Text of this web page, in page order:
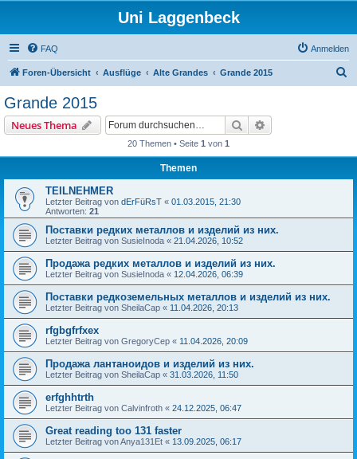
Uni Laggenbeck
FAQ Anmelden
Foren-Übersicht Ausflüge Alte Grandes Grande 2015
Grande 2015
Neues Thema Suche
20 Themen • Seite 1 von 1
Themen
TEILNEHMER
Letzter Beitrag von dErFüRsT « 01.03.2015, 21:30
Antworten: 21
Поставки редких металлов и изделий из них.
Letzter Beitrag von SusieInoda « 21.04.2026, 10:52
Продажа редких металлов и изделий из них.
Letzter Beitrag von SusieInoda « 12.04.2026, 06:39
Поставки редкоземельных металлов и изделий из них.
Letzter Beitrag von SheilaCap « 11.04.2026, 20:13
rfgbgfrfxex
Letzter Beitrag von GregoryCep « 11.04.2026, 20:09
Продажа лантаноидов и изделий из них.
Letzter Beitrag von SheilaCap « 31.03.2026, 11:50
erfghhtrth
Letzter Beitrag von Calvinfroth « 24.12.2025, 06:47
Great reading too 131 faster
Letzter Beitrag vonAnya131Et « 13.09.2025, 06:17